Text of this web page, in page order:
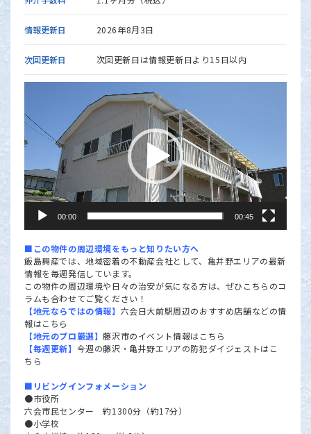
情報更新日 2026年8月3日
次回更新日 次回更新日は情報更新日より15日以内
プ
レ
ー
ヤ
00:00 00:45
■この物件の周辺環境をもっと知りたい方へ
飯島興産では、地域密着の不動産会社として、亀井野エリアの最新
情報を毎週発信しています。
この物件の周辺環境や日々の治安が気になる方は、ぜひこちらのコ
ラムも合わせてご覧ください！
【地元ならではの情報】 六会日大前駅周辺のおすすめ店舗などの情
報はこちら
【地元のプロ厳選】藤沢市のイベント情報はこちら
【毎週更新】 今週の藤沢・亀井野エリアの防犯ダイジェストはこ
ちら
■リビングインフォメーション
●市役所
六会市民センター 約1300分（約17分）
●小学校